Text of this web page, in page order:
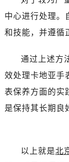
中心进行处理。
和技能，并遵循
通过上述方
效处理卡地亚手
表保养方面的实
是保持其长期良
以上就是北